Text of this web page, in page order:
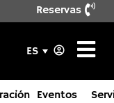
Reservas
ES
Eventos